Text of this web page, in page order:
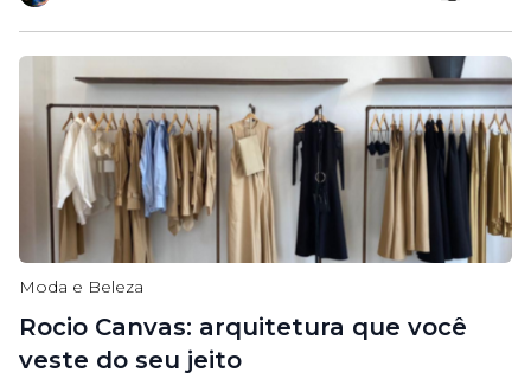
Moda e Beleza
Rocio Canvas: arquitetura que você
veste do seu jeito